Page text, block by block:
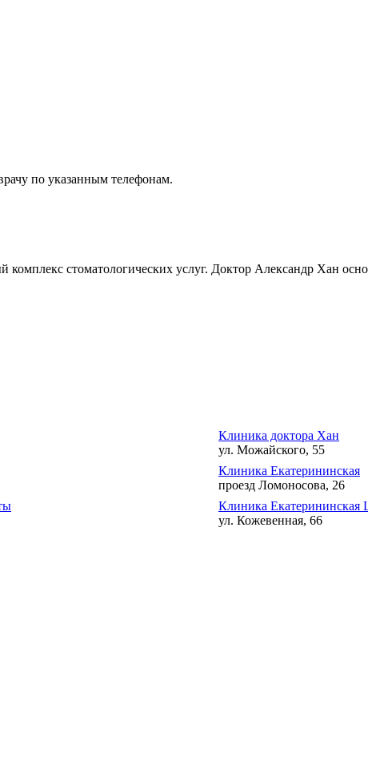
по указанным телефонам.
стоматологических услуг. Доктор Александр Хан
Клиника доктора Хан
ул. Можайского, 55
Клиника Екатерининская
проезд Ломоносова, 26
Клиника Екатерининская
ул. Кожевенная, 66